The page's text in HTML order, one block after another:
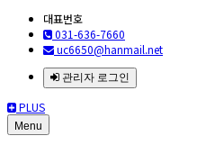
대표번호
031-636-7660
uc6650@hanmail.net
관리자 로그인
PLUS
Menu